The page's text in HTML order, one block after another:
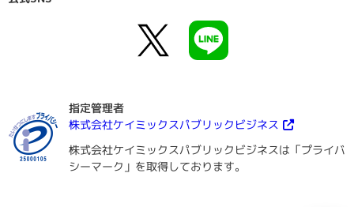
指定管理者
株式会社ケイミックスパブリックビジネス
株式会社ケイミックスパブリックビジネスは「プライバ
シーマーク」を取得しております。